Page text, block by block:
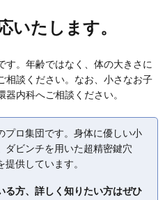
いたします。
。年齢ではなく、体の大きさに
相談ください。なお、小さなお子
内科へご相談ください。
プロ集団です。身体に優しい小
ダビンチを用いた超精密鍵穴
提供しています。
る方、詳しく知りたい方はぜひ